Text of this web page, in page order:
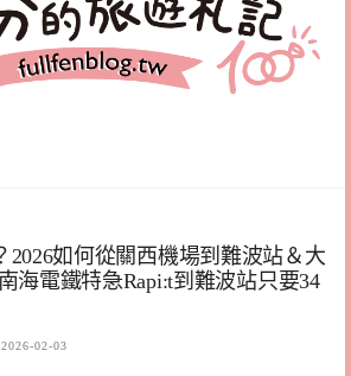
2026如何從關西機場到難波站＆大
海電鐵特急Rapi:t到難波站只要34
2026-02-03